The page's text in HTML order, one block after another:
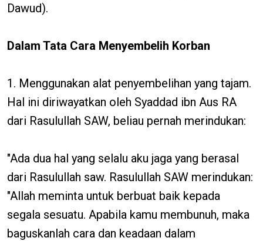
Dawud).
Dalam Tata Cara Menyembelih Korban
1. Menggunakan alat penyembelihan yang tajam.
Hal ini diriwayatkan oleh Syaddad ibn Aus RA
dari Rasulullah SAW, beliau pernah merindukan:
"Ada dua hal yang selalu aku jaga yang berasal
dari Rasulullah saw. Rasulullah SAW merindukan:
"Allah meminta untuk berbuat baik kepada
segala sesuatu. Apabila kamu membunuh, maka
baguskanlah cara dan keadaan dalam